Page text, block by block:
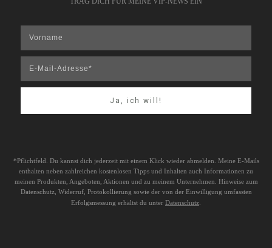
Ja, ich will!
*Pflichtfeld. Du kannst dich jederzeit mit einem Klick wieder abmelden. Meine E-Mails
enthalten neben zahlreichen kostenlosen Tipps und Inhalten auch Informationen zu
meinen Produkten, Angeboten, Aktionen und zu meinem Unternehmen. Hinweise zum
Datenschutz, Widerruf, Protokollierung sowie der von der Einwilligung umfassten
Erfolgsmessung erhältst du unter Datenschutz